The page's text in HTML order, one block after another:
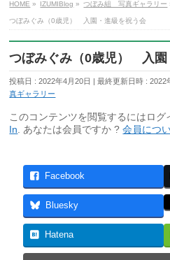
HOME » IZUMIBlog » つぼみ組 写真ギャラリー
つぼみぐみ（0歳児） 入園・進級を祝う会
つぼみぐみ（0歳児） 入園
投稿日 : 2022年4月20日 最終更新日時 : 2022
真ギャラリー
このコンテンツを閲覧するにはロ
In . あなたは会員ですか ?会員につ
Facebook
Bluesky
Hatena